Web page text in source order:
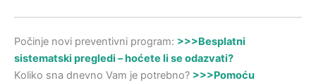
Počinje novi preventivni program: >>>Besplatni
sistematski pregledi – hoćete li se odazvati?
Koliko sna dnevno Vam je potrebno? >>>Pomoću